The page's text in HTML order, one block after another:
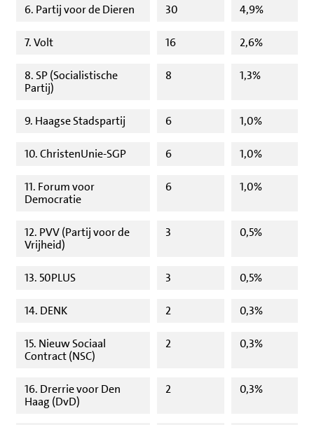
6. Partij voor de Dieren 30 4,9%
7. Volt 16 2,6%
8. SP (Socialistische
Partij)
8 1,3%
9. Haagse Stadspartij 6 1,0%
10. ChristenUnie-SGP 6 1,0%
11. Forum voor
Democratie
6 1,0%
12. PVV (Partij voor de
Vrijheid)
3 0,5%
13. 50PLUS 3 0,5%
14. DENK 2 0,3%
15. Nieuw Sociaal
Contract (NSC)
2 0,3%
16. Drerrie voor Den
Haag (DvD)
2 0,3%